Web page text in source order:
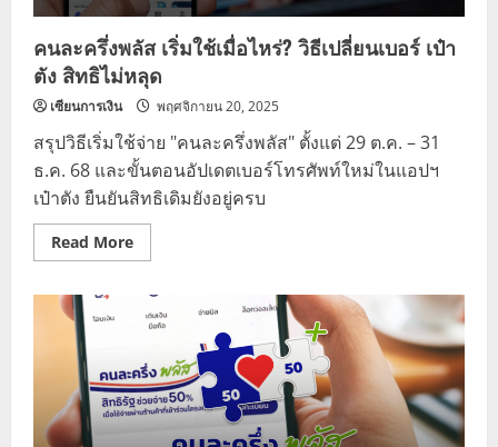
คนละครึ่งพลัส เริ่มใช้เมื่อไหร่? วิธีเปลี่ยนเบอร์ เป๋า
ตัง สิทธิไม่หลุด
เซียนการเงิน พฤศจิกายน 20, 2025
สรุปวิธีเริ่มใช้จ่าย "คนละครึ่งพลัส" ตั้งแต่ 29 ต.ค. – 31
ธ.ค. 68 และขั้นตอนอัปเดตเบอร์โทรศัพท์ใหม่ในแอปฯ
เป๋าตัง ยืนยันสิทธิเดิมยังอยู่ครบ
Read MoreRead
more
ครึ่ง
พลัส
เริ่ม
เมื่อ
ไหร่?
วิธี
เปลี่ยน
เบอร์